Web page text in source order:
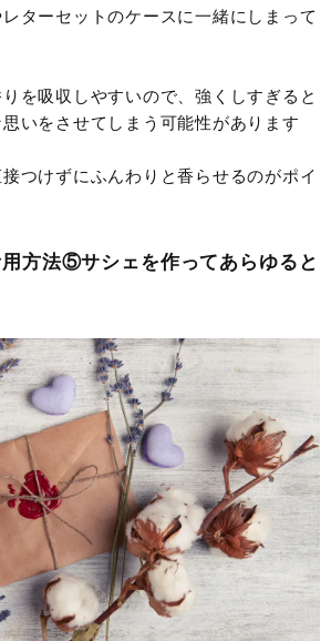
ターセットのケースに一緒にしまって
を吸収しやすいので、強くしすぎると
いをさせてしまう可能性があります
つけずにふんわりと香らせるのがポイ
方法⑤サシェを作ってあらゆると